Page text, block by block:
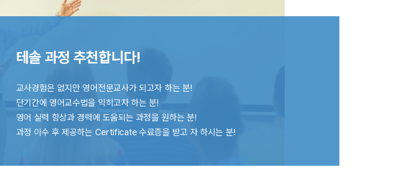
테솔 과정 추천합니다!
교사경험은 없지만 영어전문교사가 되고자 하는 분!
단기간에 영어교수법을 익히고자 하는 분!
영어 실력 항상과 경력에 도움되는 과정을 원하는 분!
과정 이수 후 제공하는 Certificate 수료증을 받고 자 하시는 분!